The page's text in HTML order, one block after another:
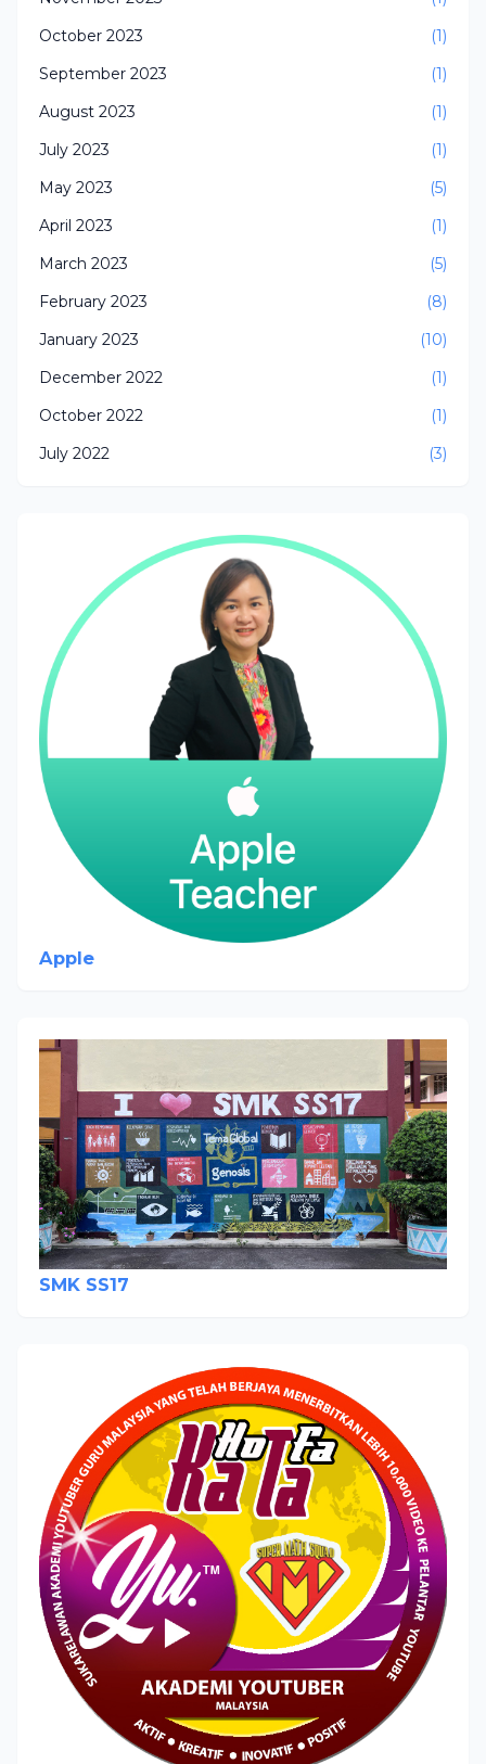
October 2023
(1)
September 2023
(1)
August 2023
(1)
July 2023
(1)
May 2023
(5)
April 2023
(1)
March 2023
(5)
February 2023
(8)
January 2023
(10)
December 2022
(1)
October 2022
(1)
July 2022
(3)
Apple
SMK SS17